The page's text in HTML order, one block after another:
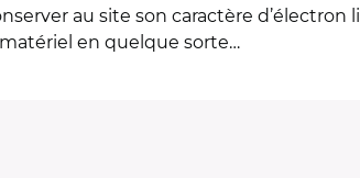
au site son caractère d’électron
en quelque sorte…